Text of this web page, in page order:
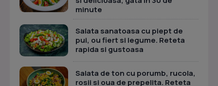
minute
Salata sanatoasa cu piept de
pui, ou fiert si legume. Reteta
rapida si gustoasa
Salata de ton cu porumb, rucola,
rosii si oua de prepelita. Reteta